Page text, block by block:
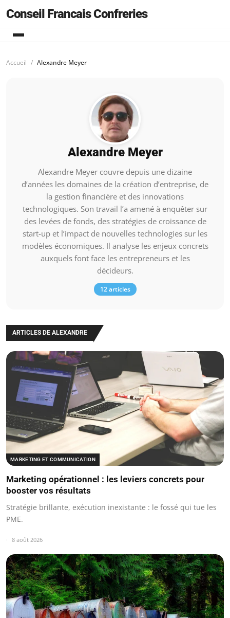
Conseil Francais Confreries
Accueil Alexandre Meyer
Alexandre Meyer
Alexandre Meyer couvre depuis une dizaine
d’années les domaines de la création d’entreprise, de
la gestion financière et des innovations
technologiques. Son travail l’a amené à enquêter sur
des levées de fonds, des stratégies de croissance de
start-up et l’impact de nouvelles technologies sur les
modèles économiques. Il analyse les enjeux concrets
auxquels font face les entrepreneurs et les
décideurs.
12 articles
ARTICLES DE ALEXANDRE
MARKETING ET COMMUNICATION
Marketing opérationnel : les leviers concrets pour
booster vos résultats
Stratégie brillante, exécution inexistante : le fossé qui tue les
PME.
8 août 2026